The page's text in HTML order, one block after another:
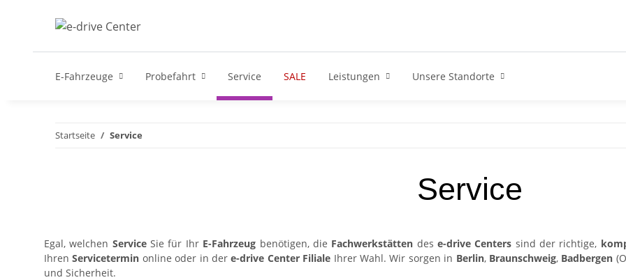
E-Fahrzeuge Probefahrt Service SALE Leistungen Unsere Standorte
Startseite Service
Service
Egal, welchen ServiceSie für Ihr E-Fahrzeug benötigen, die Fachwerkstätten dese-drive Centers sind der richtige,
IhrenServicetermin online oder in dere-drive Center Filiale Ihrer Wahl. Wir sorgen in Berlin, Braunschweig, Badbergen
und Sicherheit.